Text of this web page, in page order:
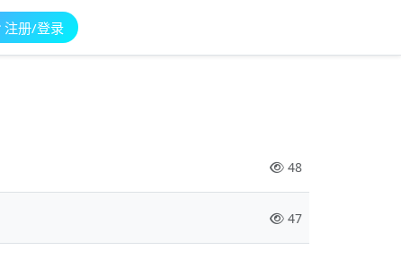
注册/登录
48
47